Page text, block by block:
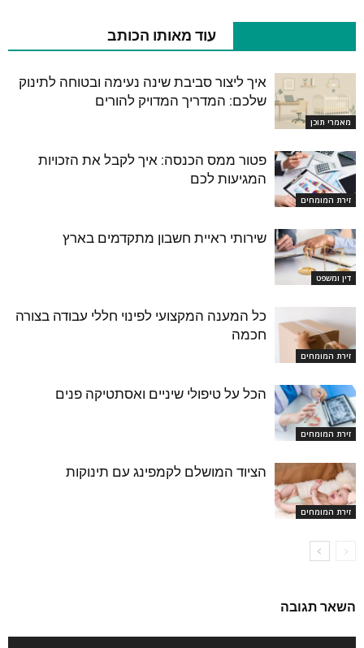
עוד מאותו הכותב
מאמרי תוכן
איך ליצור סביבת שינה נעימה ובטוחה לתינוק
שלכם: המדריך המדויק להורים
זירת המומחים
פטור ממס הכנסה: איך לקבל את הזכויות
המגיעות לכם
דין ומשפט
שירותי ראיית חשבון מתקדמים בארץ
זירת המומחים
כל המענה המקצועי לפינוי חללי עבודה בצורה
חכמה
זירת המומחים
הכל על טיפולי שיניים ואסתטיקה פנים
זירת המומחים
הציוד המושלם לקמפינג עם תינוקות
השאר תגובה